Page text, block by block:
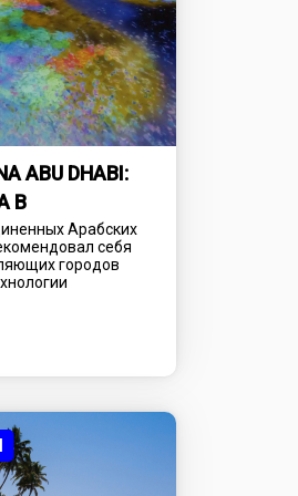
ABU DHABI:
В
ОАЭ Арабских
себя
городов
этот мегаполис
для
предлагая
Phenomena
проект, созданный
технологий.